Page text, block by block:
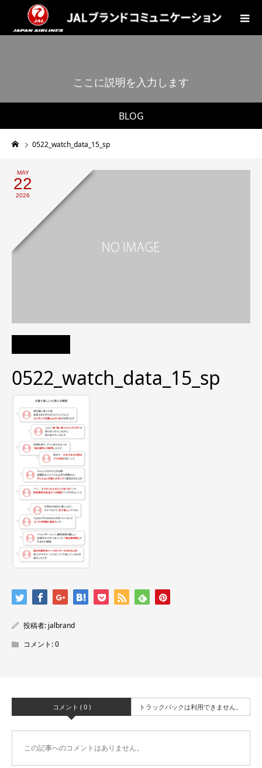
BLOG
ここに説明を入力し ます。
0522_watch_data_15_sp
MAY
22
2026
0522_watch_data_15_sp
投稿者: jalbrand
コメント:0
コメント ( 0 ) トラックバックは利用できません。
この記事へのコメントはありません。